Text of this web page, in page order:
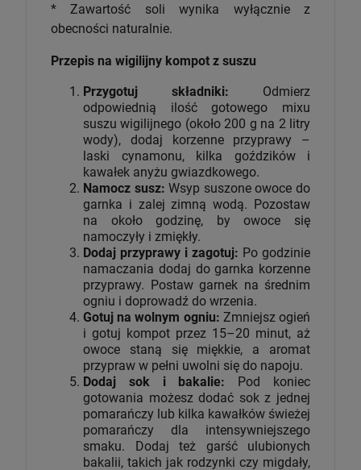
* Zawartość soli wynika wyłącznie z
obecności naturalnie.
Przepis na wigilijny kompot z suszu
Przygotuj składniki: Odmierz
odpowiednią ilość gotowego mixu
suszu wigilijnego (około 200 g na 2 litry
wody), dodaj korzenne przyprawy –
laski cynamonu, kilka goździków i
kawałek anyżu gwiazdkowego.
Namocz susz: Wsyp suszone owoce do
garnka i zalej zimną wodą. Pozostaw
na około godzinę, by owoce się
namoczyły i zmiękły.
Dodaj przyprawy i zagotuj: Po godzinie
namaczania dodaj do garnka korzenne
przyprawy. Postaw garnek na średnim
ogniu i doprowadź do wrzenia.
Gotuj na wolnym ogniu: Zmniejsz ogień
i gotuj kompot przez 15–20 minut, aż
owoce staną się miękkie, a aromat
przypraw w pełni uwolni się do napoju.
Dodaj sok i bakalie: Pod koniec
gotowania możesz dodać sok z jednej
pomarańczy lub kilka kawałków świeżej
pomarańczy dla intensywniejszego
smaku. Dodaj też garść ulubionych
bakalii, takich jak rodzynki czy migdały,